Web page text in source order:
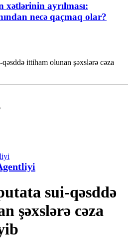
xətlərinin ayrılması:
necə qaçmaq olar?
ittiham olunan şəxslərə cəza
sui-qəsddə
şəxslərə cəza